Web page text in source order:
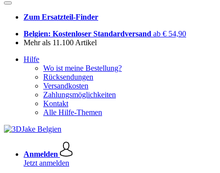
Zum Ersatzteil-Finder
Belgien: Kostenloser Standardversand ab € 54,90
Mehr als 11.100 Artikel
Hilfe
Wo ist meine Bestellung?
Rücksendungen
Versandkosten
Zahlungsmöglichkeiten
Kontakt
Alle Hilfe-Themen
Anmelden
Jetzt anmelden